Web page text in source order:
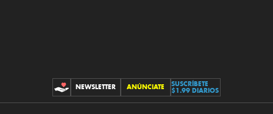
CONTRIBUCIONES
NEWSLETTER ANÚNCIATE
SUSCRÍBETE
$1.99 DIARIOS